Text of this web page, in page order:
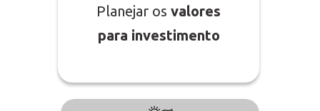
Planejar os valores
para investimento